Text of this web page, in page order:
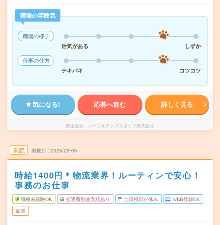
職場の雰囲気
職場の様子
活気がある
しずか
仕事の仕方
テキパキ
コツコツ
気になる! 応募へ進む 詳しく見る
派遣会社 パーソルテンプスタッフ株式会社
未読 掲載日 2026/08/06
時給1400円＊物流業界！ルーティンで安心！
事務のお仕事
職種未経験OK 交通費別途支給あり 土日祝日が休み WEB登録OK
派遣